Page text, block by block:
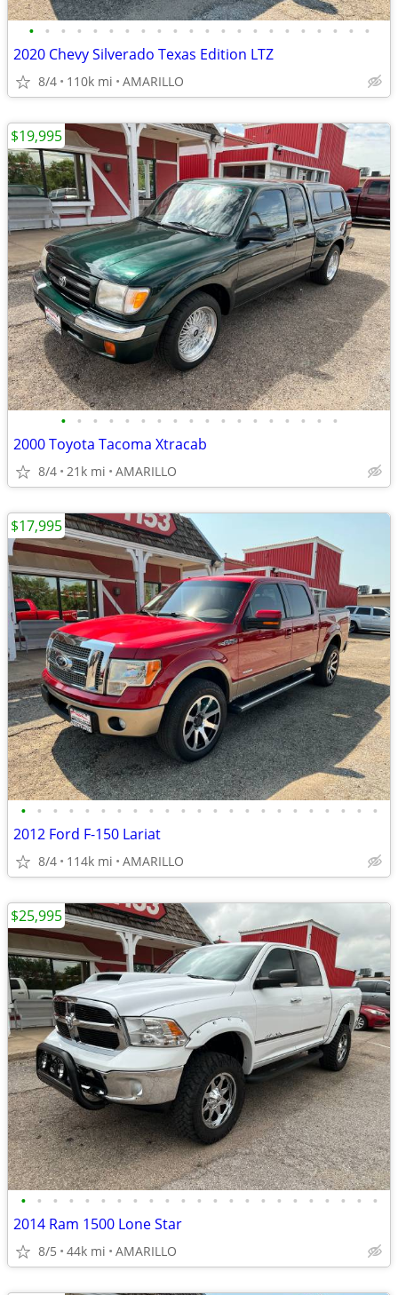
• • • • • • • • • • • • • • • • • • • • • •
2020 Chevy Silverado Texas Edition LTZ
8/4 110k mi AMARILLO
• • • • • • • • • • • • • • • • • •
2000 Toyota Tacoma Xtracab
8/4 21k mi AMARILLO
$19,995
• • • • • • • • • • • • • • • • • • • • • • •
2012 Ford F-150 Lariat
8/4 114k mi AMARILLO
$17,995
• • • • • • • • • • • • • • • • • • • • • • •
2014 Ram 1500 Lone Star
8/5 44k mi AMARILLO
$25,995